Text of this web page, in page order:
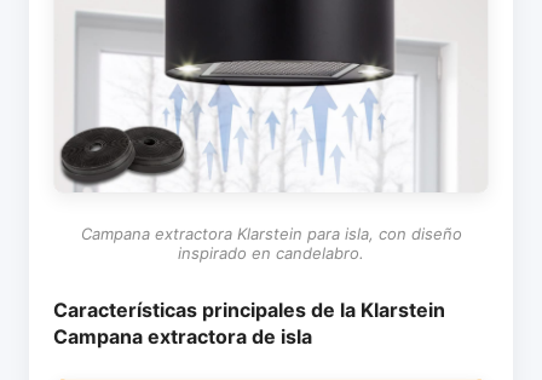
Campana extractora Klarstein para isla, con diseño
inspirado en candelabro.
Características principales de la Klarstein
Campana extractora de isla